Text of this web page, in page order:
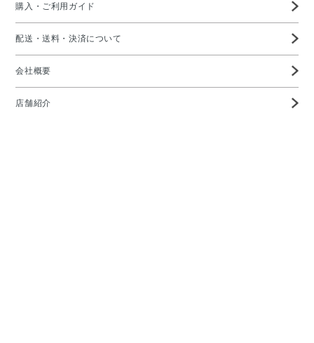
購入・ご利用ガイド
配送・送料・決済について
会社概要
店舗紹介